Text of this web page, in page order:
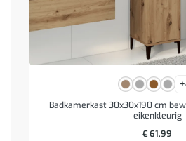
Badkamerkast 30x30x190 cm
eikenkleurig
€61,99